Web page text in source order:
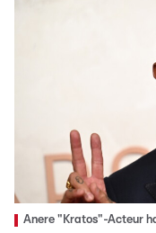
Anere "Kratos"-Acteur